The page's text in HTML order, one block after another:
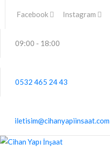
Facebook Instagram
09:00 - 18:00
0532 465 24 43
iletisim@cihanyapiinsaat.com